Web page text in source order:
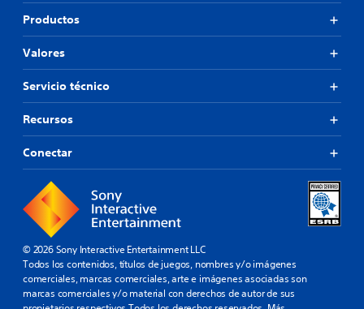
Productos
Valores
Servicio técnico
Recursos
Conectar
© 2026 Sony Interactive Entertainment LLC
Todos los contenidos, títulos de juegos, nombres y/o imágenes
comerciales, marcas comerciales, arte e imágenes asociadas son
marcas comerciales y/o material con derechos de autor de sus